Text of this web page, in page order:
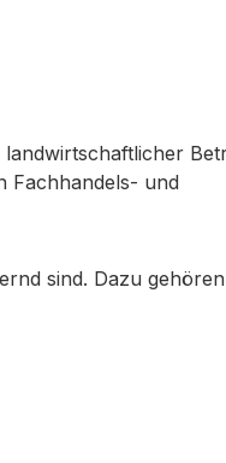
Fachhandels- und
sind. Dazu